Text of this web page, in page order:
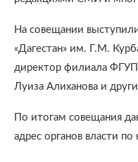
На совещании
«Дагестан» им. Г.М.
директор филиала ФГУП
Луиза Алиханова и
По итогам совещания
адрес органов власти